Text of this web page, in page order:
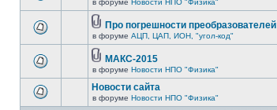
в форуме Новости НПО "Физика"
Про погрешности преобразователей
в форуме АЦП, ЦАП, ИОН, "угол-код"
МАКС-2015
в форуме Новости НПО "Физика"
Новости сайта
в форуме Новости НПО "Физика"